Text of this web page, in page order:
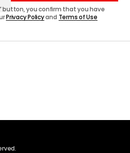
button, you confirm that you have
Privacy Policyand Terms of Use